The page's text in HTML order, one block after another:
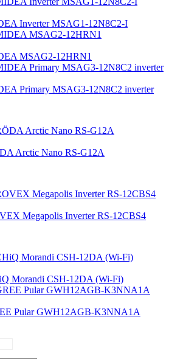
Inverter MSAG1-12N8C2-I
MSAG2-12HRN1
Primary MSAG3-12N8C2 inverter
Arctic Nano RS-G12A
Megapolis Inverter RS-12CBS4
Morandi CSH-12DA (Wi-Fi)
Pular GWH12AGB-K3NNA1A